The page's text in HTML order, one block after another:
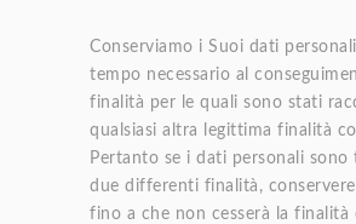
Conserviamo i Suoi dati
tempo necessario al
finalità per le quali sono stati
qualsiasi altra legittima finalità
Pertanto se i dati personali
due differenti finalità,
fino a che non cesserà la finalità